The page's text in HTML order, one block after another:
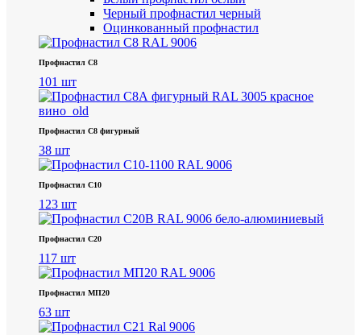
Черный профнастил черный
Оцинкованный профнастил
Профнастил С8
101 шт
Профнастил С8 фигурный
38 шт
Профнастил С10
123 шт
Профнастил С20
117 шт
Профнастил МП20
63 шт